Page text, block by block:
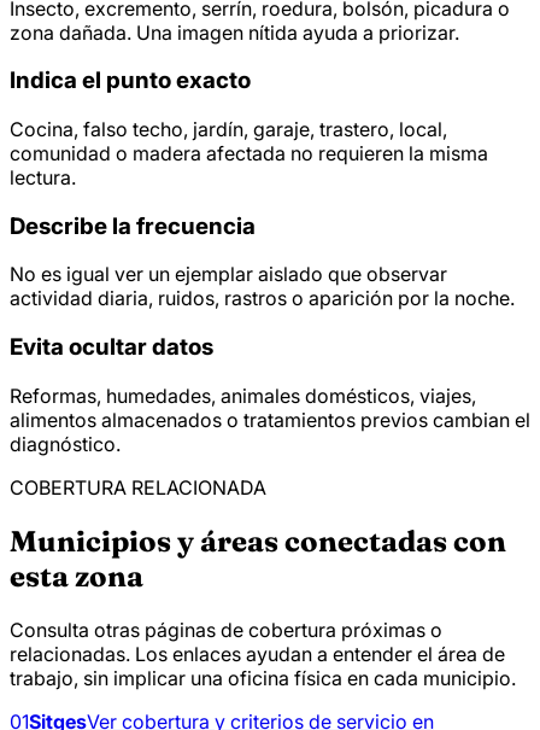
Insecto, excremento, serrín, roedura, bolsón, picadura o
zona dañada. Una imagen nítida ayuda a priorizar.
Indica el punto exacto
Cocina, falso techo, jardín, garaje, trastero, local,
comunidad o madera afectada no requieren la misma
lectura.
Describe la frecuencia
No es igual ver un ejemplar aislado que observar
actividad diaria, ruidos, rastros o aparición por la noche.
Evita ocultar datos
Reformas, humedades, animales domésticos, viajes,
alimentos almacenados o tratamientos previos cambian el
diagnóstico.
COBERTURA RELACIONADA
Municipios y áreas conectadas con
esta zona
Consulta otras páginas de cobertura próximas o
relacionadas. Los enlaces ayudan a entender el área de
trabajo, sin implicar una oficina física en cada municipio.
01SitgesVer cobertura y criterios de servicio en